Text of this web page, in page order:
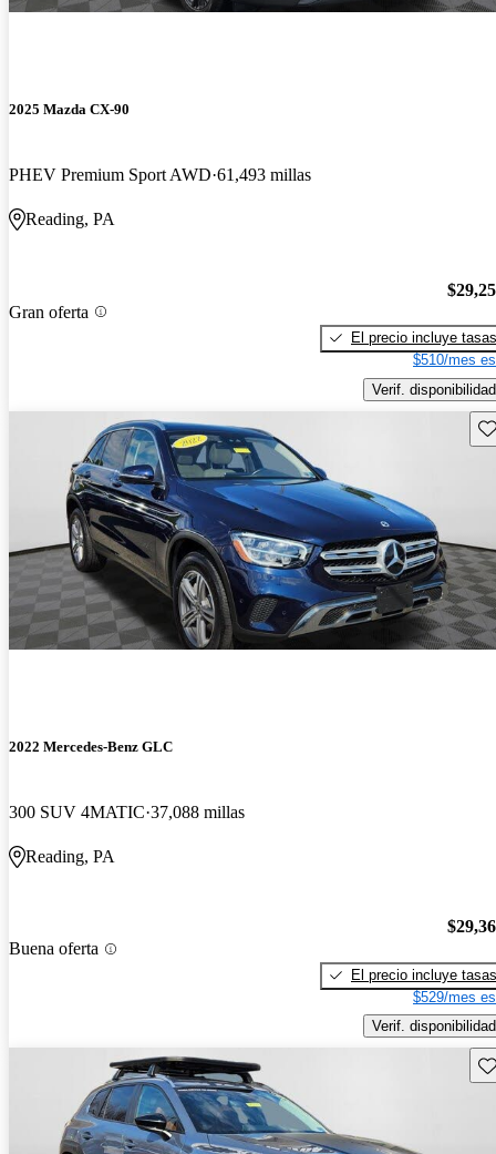
2025 Mazda CX-90
PHEV Premium Sport AWD 61,493 millas
Reading, PA
Gran oferta
El precio incluye tasas
$510/mes
Verif. disponibilidad
2022 Mercedes-Benz GLC
300 SUV 4MATIC 37,088 millas
Reading, PA
Buena oferta
El precio incluye tasas
$529/mes
Verif. disponibilidad